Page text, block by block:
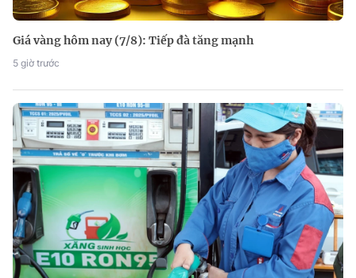
Giá vàng hôm nay (7/8): Tiếp đà tăng mạnh
5 giờ trước